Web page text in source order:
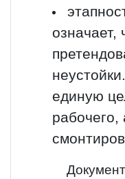
означает,
единую
рабочего,